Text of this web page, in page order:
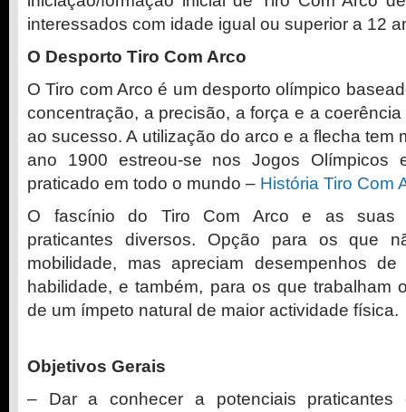
interessados com idade igual ou superior a 12
O Desporto Tiro Com Arco
O Tiro com Arco é um desporto olímpico
concentração, a precisão, a força e a
ao sucesso. A utilização do arco e a flecha tem
ano 1900 estreou-se nos Jogos Olímpicos
praticado em todo o mundo – História Tiro Com
O fascínio do Tiro Com Arco e as suas
praticantes diversos. Opção para os que
mobilidade, mas apreciam desempenhos
habilidade, e também, para os que trabalham
de um ímpeto natural de maior actividade física.
Objetivos Gerais
– Dar a conhecer a potenciais praticantes